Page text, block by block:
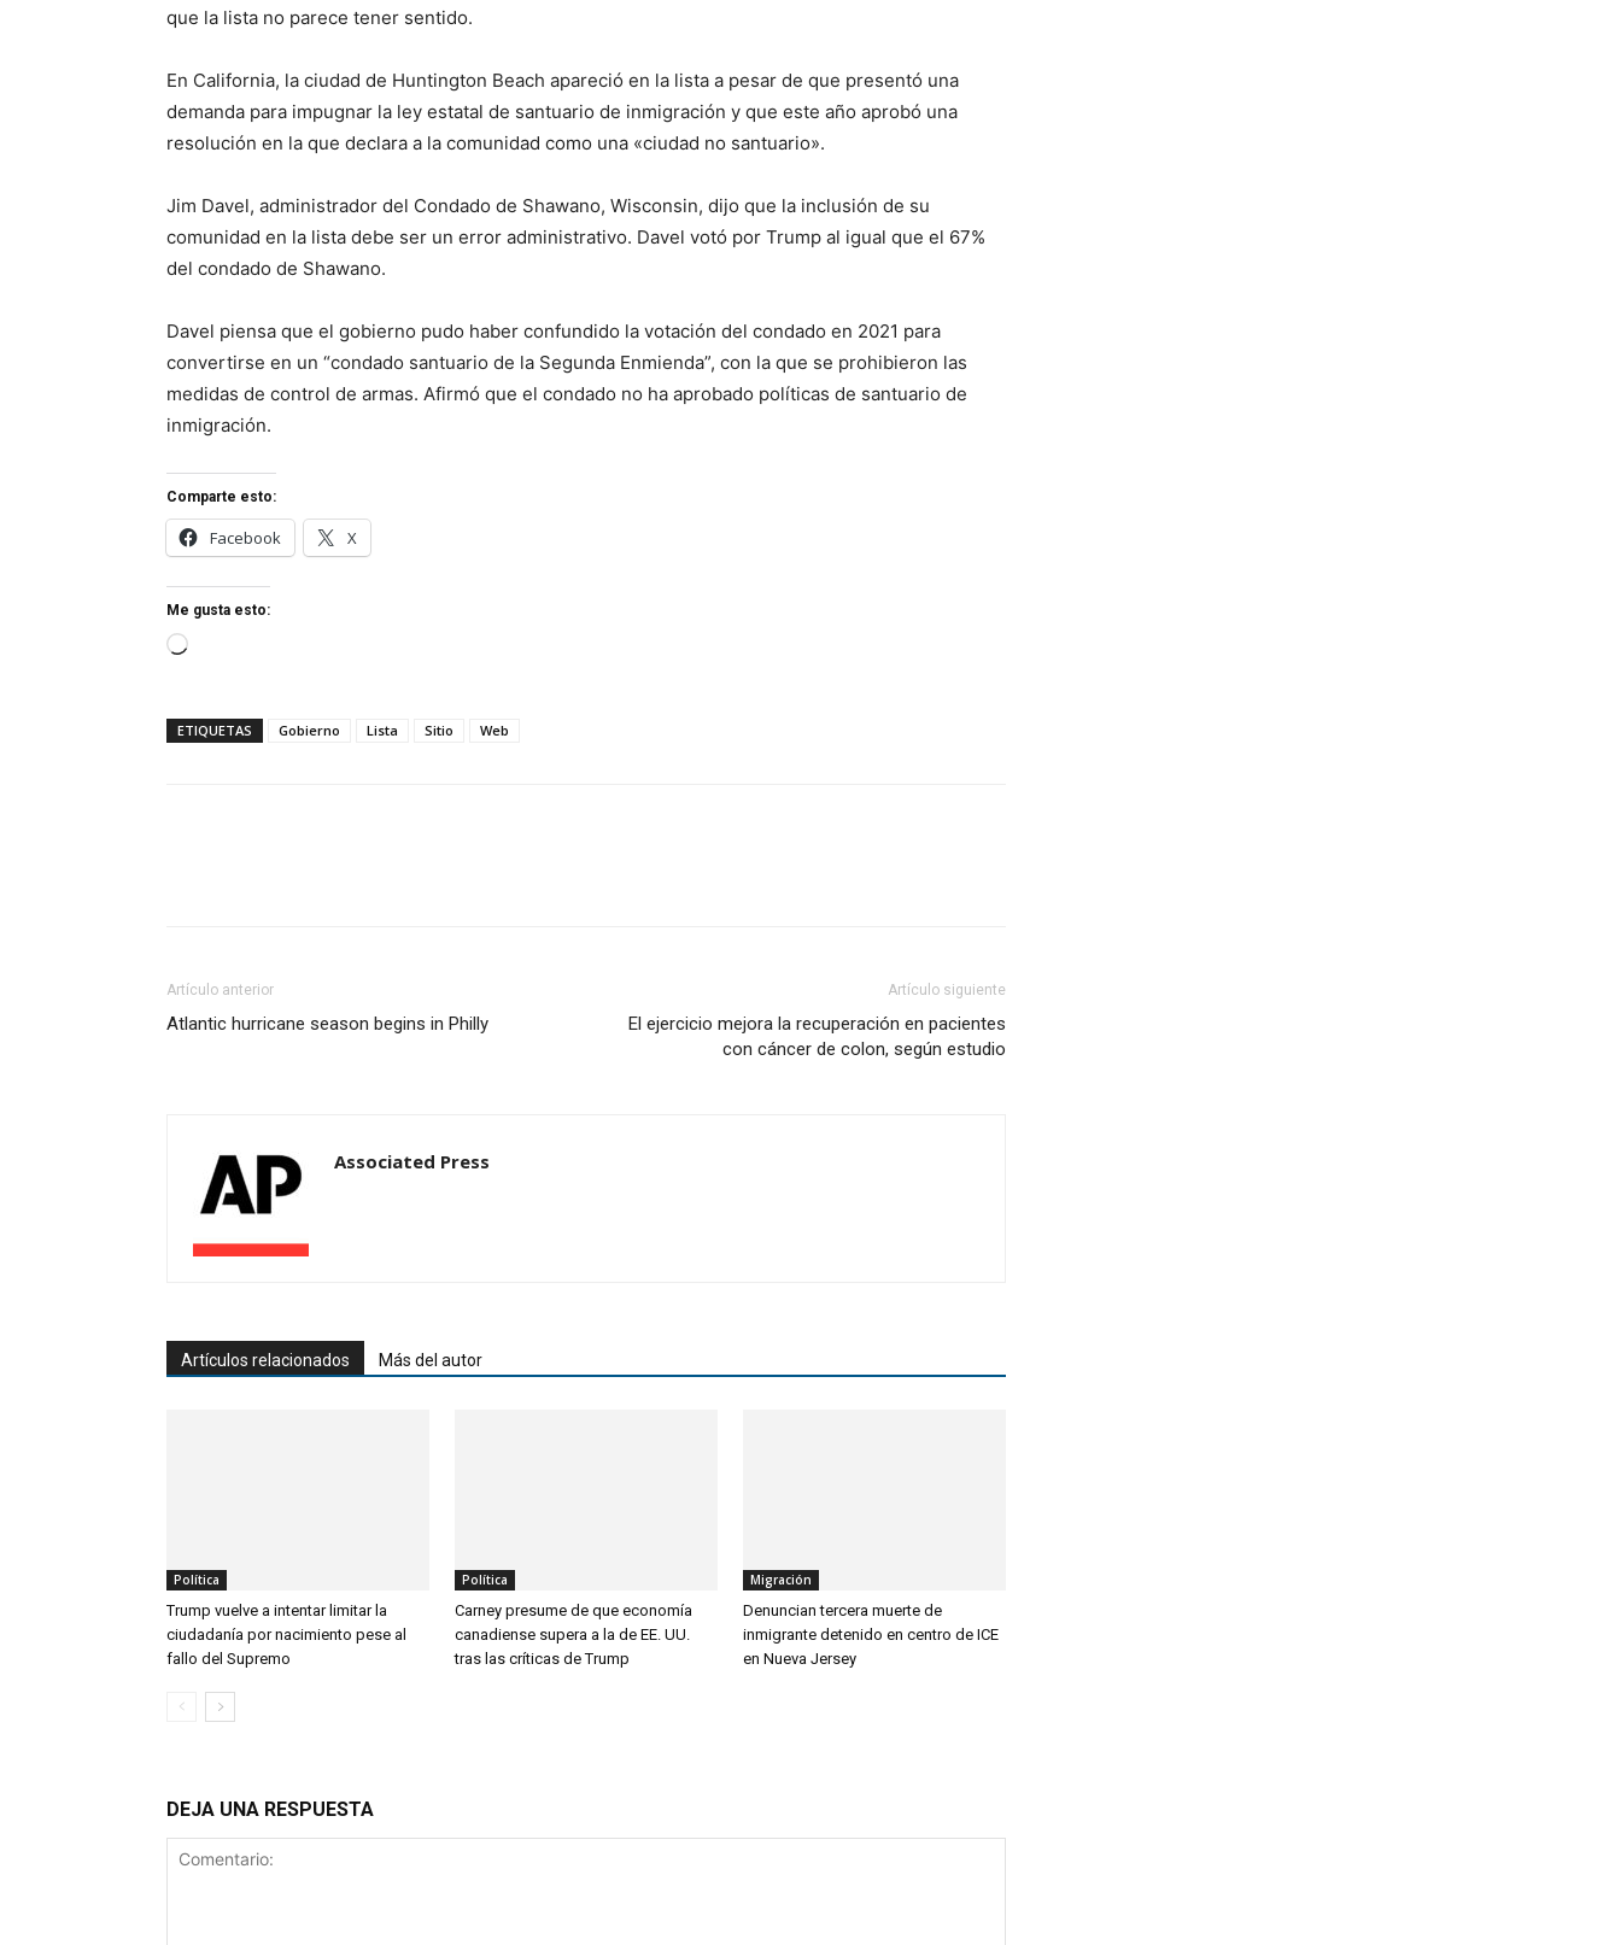
que la lista no parece tener sentido.
En California, la ciudad de Huntington Beach apareció en la lista a pesar de que presentó una
demanda para impugnar la ley estatal de santuario de inmigración y que este año aprobó una
resolución en la que declara a la comunidad como una «ciudad no santuario».
Jim Davel, administrador del Condado de Shawano, Wisconsin, dijo que la inclusión de su
comunidad en la lista debe ser un error administrativo. Davel votó por Trump al igual que el 67%
del condado de Shawano.
Davel piensa que el gobierno pudo haber confundido la votación del condado en 2021 para
convertirse en un “condado santuario de la Segunda Enmienda”, con la que se prohibieron las
medidas de control de armas. Afirmó que el condado no ha aprobado políticas de santuario de
inmigración.
Comparte esto:
Facebook X
Me gusta esto:
Cargando...
ETIQUETAS Gobierno Lista Sitio Web
Artículo anterior
Atlantic hurricane season begins in Philly
Artículo siguiente
El ejercicio mejora la recuperación en pacientes
con cáncer de colon, según estudio
Associated Press
Artículos relacionados Más del autor
Política
Trump vuelve a intentar limitar la
ciudadanía por nacimiento pese al
fallo del Supremo
Política
Carney presume de que economía
canadiense supera a la de EE. UU.
tras las críticas de Trump
Migración
Denuncian tercera muerte de
inmigrante detenido en centro de ICE
en Nueva Jersey
DEJA UNA RESPUESTA